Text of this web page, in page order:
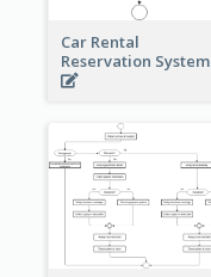
Car Rental
Reservation System